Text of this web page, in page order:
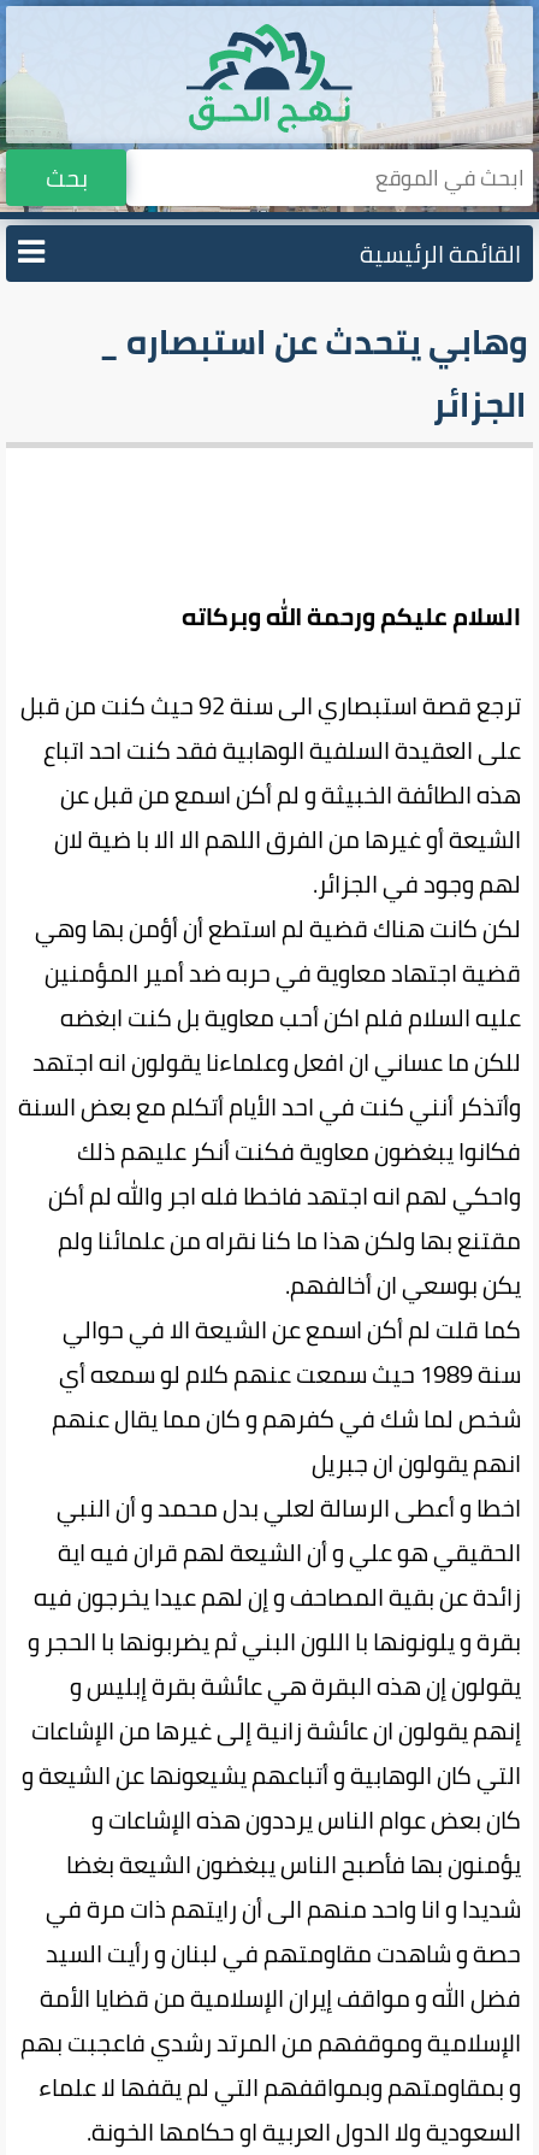
بحث
القائمة الرئيسية
وهابي يتحدث عن استبصاره _
الجزائر
السلام عليكم ورحمة الله وبركاته
ترجع قصة استبصاري الى سنة 92 حيث كنت من قبل
على العقيدة السلفية الوهابية فقد كنت احد اتباع
هذه الطائفة الخبيثة و لم أكن اسمع من قبل عن
الشيعة أو غيرها من الفرق اللهم الا الا با ضية لان
لهم وجود في الجزائر.
لكن كانت هناك قضية لم استطع أن أؤمن بها وهي
قضية اجتهاد معاوية في حربه ضد أمير المؤمنين
عليه السلام فلم اكن أحب معاوية بل كنت ابغضه
للكن ما عساني ان افعل وعلماءنا يقولون انه اجتهد
وأتذكر أنني كنت في احد الأيام أتكلم مع بعض السنة
فكانوا يبغضون معاوية فكنت أنكر عليهم ذلك
واحكي لهم انه اجتهد فاخطا فله اجر والله لم أكن
مقتنع بها ولكن هذا ما كنا نقراه من علمائنا ولم
يكن بوسعي ان أخالفهم.
كما قلت لم أكن اسمع عن الشيعة الا في حوالي
سنة 1989 حيث سمعت عنهم كلام لو سمعه أي
شخص لما شك في كفرهم و كان مما يقال عنهم
انهم يقولون ان جبريل
اخطا و أعطى الرسالة لعلي بدل محمد و أن النبي
الحقيقي هو علي و أن الشيعة لهم قران فيه اية
زائدة عن بقية المصاحف و إن لهم عيدا يخرجون فيه
بقرة و يلونونها با اللون البني ثم يضربونها با الحجر و
يقولون إن هذه البقرة هي عائشة بقرة إبليس و
إنهم يقولون ان عائشة زانية إلى غيرها من الإشاعات
التي كان الوهابية و أتباعهم يشيعونها عن الشيعة و
كان بعض عوام الناس يرددون هذه الإشاعات و
يؤمنون بها فأصبح الناس يبغضون الشيعة بغضا
شديدا و انا واحد منهم الى أن رايتهم ذات مرة في
حصة و شاهدت مقاومتهم في لبنان و رأيت السيد
فضل الله و مواقف إيران الإسلامية من قضايا الأمة
الإسلامية وموقفهم من المرتد رشدي فاعجبت بهم
و بمقاومتهم وبمواقفهم التي لم يقفها لا علماء
السعودية ولا الدول العربية او حكامها الخونة.